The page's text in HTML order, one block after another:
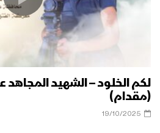
لكم الخلود – الشهيد
(مقدام)
19/10/2025